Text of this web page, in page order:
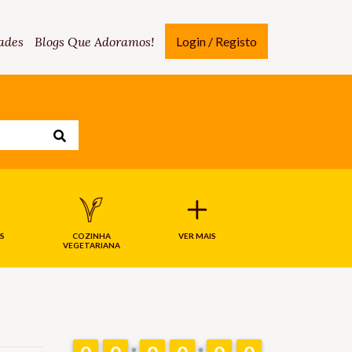
Blogs Que Adoramos! Login / Registo
COZINHA
VEGETARIANA
VER MAIS